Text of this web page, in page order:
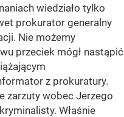
wiedziało tylko
prokurator generalny
Nie możemy
przeciek mógł nastąpić
z prokuratury.
zarzuty wobec Jerzego
Właśnie